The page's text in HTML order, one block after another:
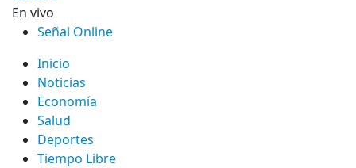
En vivo
Señal Online
Inicio
Noticias
Economía
Salud
Deportes
Tiempo Libre